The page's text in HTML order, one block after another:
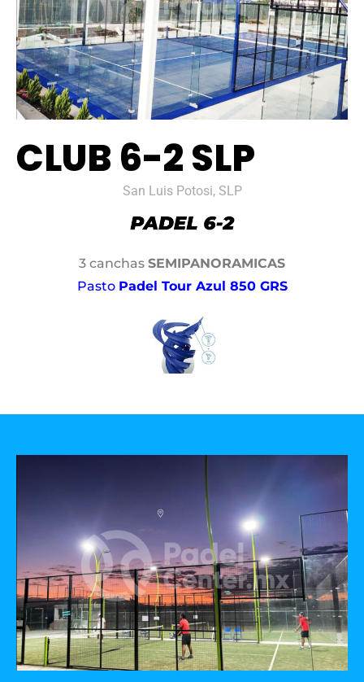
CLUB 6-2 SLP
San Luis Potosi, SLP
3 canchas SEMIPANORAMICAS
Pasto Padel Tour Azul 850 GRS